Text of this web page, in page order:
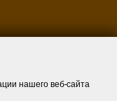
нашего веб-сайта